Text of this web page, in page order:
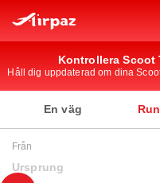
Kontrollera Scoot
Håll dig uppdaterad om dina
En väg
Från
Ursprung